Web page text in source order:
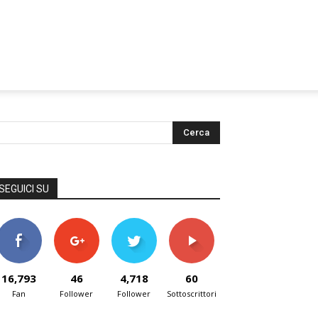
SU
16,793
Fan
46
Follower
4,718
Follower
60
Sottoscrittori